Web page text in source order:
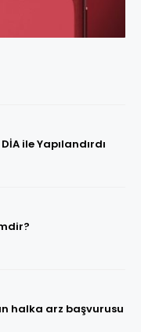
ile Yapılandırdı